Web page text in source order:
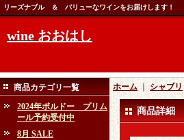
リーズナブル ＆ バリューなワインをお届けします！
wine おおはし
商品カテゴリ一覧
2024年ボルドー プリム
ール予約受付中
8月 SALE
ホーム シャブリ
商品詳細